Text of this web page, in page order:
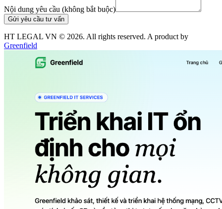
Nội dung yêu cầu (không bắt buộc)
Gửi yêu cầu tư vấn
HT LEGAL VN © 2026. All rights reserved. A product by
Greenfield